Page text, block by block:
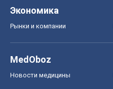
Экономика
Рынки и компании
MedOboz
Новости медицины